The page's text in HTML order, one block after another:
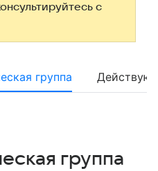
с
группа
группа